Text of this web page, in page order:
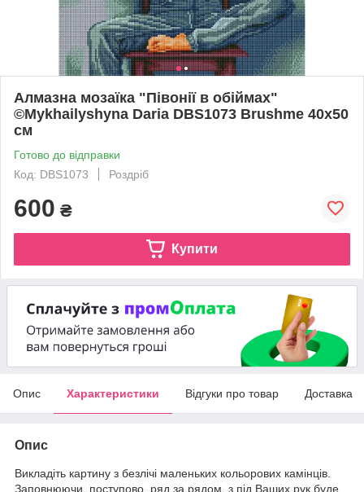
Алмазна мозаїка "Півонії в обіймах"
©Mykhailyshyna Daria DBS1073 Brushme 40х50
см
Готово до відправки
Код: DBS1073
Роздріб
600 ₴
Купити
Опис Характеристики Відгуки про товар Доставка
Опис
Викладіть картину з безлічі маленьких кольорових камінців.
Заповнюючи, поступово, ряд за рядом, з під Ваших рук буде